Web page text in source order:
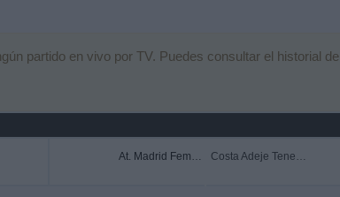
partido en vivo por TV. Puedes consultar el historial de
At. Madrid Femenino Costa Adeje Tenerife